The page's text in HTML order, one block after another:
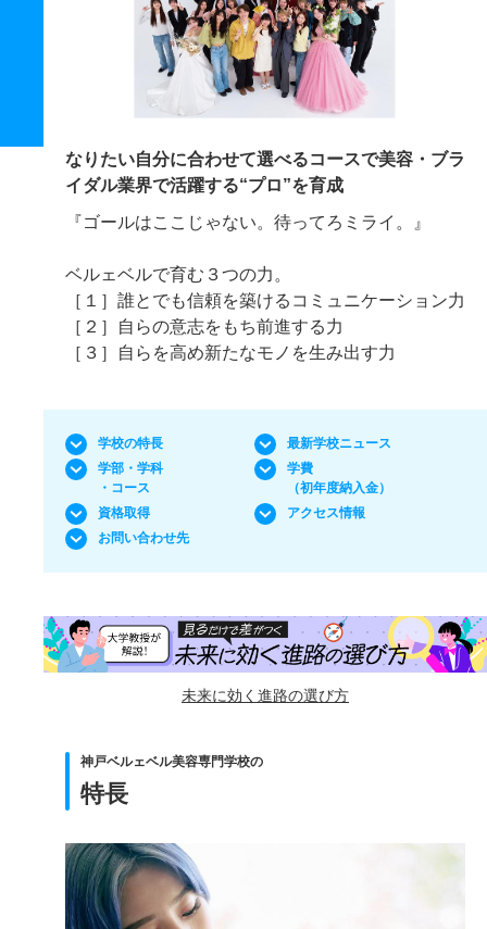
なりたい自分に合わせて選べるコースで美容・ブラ
イダル業界で活躍する“プロ”を育成
『ゴールはここじゃない。待ってろミライ。』
ベルェベルで育む３つの力。
［１］誰とでも信頼を築けるコミュニケーション力
［２］自らの意志をもち前進する力
［３］自らを高め新たなモノを生み出す力
学校の特長
最新学校ニュース
学部・学科
・コース
学費
（初年度納入金）
資格取得
アクセス情報
お問い合わせ先
未来に効く進路の選び方
神戸ベルェベル美容専門学校の
特長